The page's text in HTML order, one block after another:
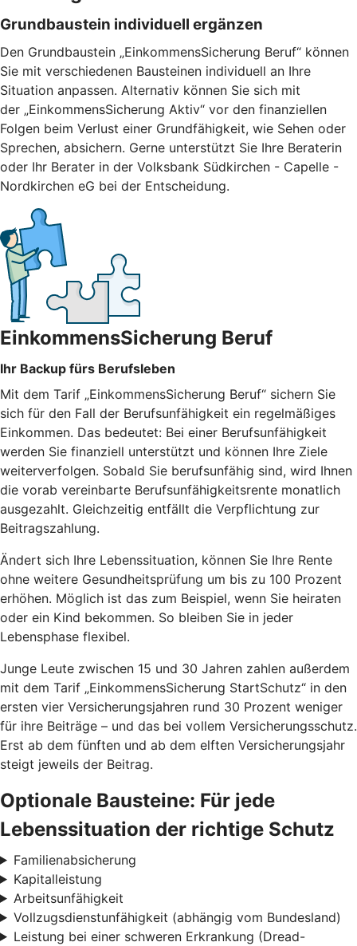
Grundbaustein individuell ergänzen
Den Grundbaustein „EinkommensSicherung Beruf“ können
Sie mit verschiedenen Bausteinen individuell an Ihre
Situation anpassen. Alternativ können Sie sich mit
der „EinkommensSicherung Aktiv“ vor den finanziellen
Folgen beim Verlust einer Grundfähigkeit, wie Sehen oder
Sprechen, absichern. Gerne unterstützt Sie Ihre Beraterin
oder Ihr Berater in der Volksbank Südkirchen - Capelle -
Nordkirchen eG bei der Entscheidung.
EinkommensSicherung Beruf
Ihr Backup fürs Berufsleben
Mit dem Tarif „EinkommensSicherung Beruf“ sichern Sie
sich für den Fall der Berufsunfähigkeit ein regelmäßiges
Einkommen. Das bedeutet: Bei einer Berufsunfähigkeit
werden Sie finanziell unterstützt und können Ihre Ziele
weiterverfolgen. Sobald Sie berufsunfähig sind, wird Ihnen
die vorab vereinbarte Berufsunfähigkeitsrente monatlich
ausgezahlt. Gleichzeitig entfällt die Verpflichtung zur
Beitragszahlung.
Ändert sich Ihre Lebenssituation, können Sie Ihre Rente
ohne weitere Gesundheitsprüfung um bis zu 100 Prozent
erhöhen. Möglich ist das zum Beispiel, wenn Sie heiraten
oder ein Kind bekommen. So bleiben Sie in jeder
Lebensphase flexibel.
Junge Leute zwischen 15 und 30 Jahren zahlen außerdem
mit dem Tarif „EinkommensSicherung StartSchutz“ in den
ersten vier Versicherungsjahren rund 30 Prozent weniger
für ihre Beiträge – und das bei vollem Versicherungsschutz.
Erst ab dem fünften und ab dem elften Versicherungsjahr
steigt jeweils der Beitrag.
Optionale Bausteine: Für jede
Lebenssituation der richtige Schutz
Familienabsicherung
Kapitalleistung
Arbeitsunfähigkeit
Vollzugsdienstunfähigkeit (abhängig vom Bundesland)
Leistung bei einer schweren Erkrankung (Dread-